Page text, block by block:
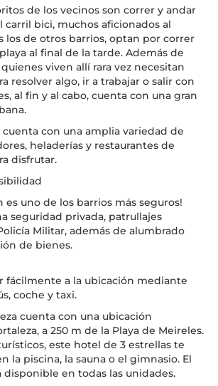
de los vecinos son correr y andar
bici, muchos aficionados al
los de otros barrios, optan por correr
al final de la tarde. Además de
viven allí rara vez necesitan
resolver algo, ir a trabajar o salir con
al fin y al cabo, cuenta con una gran
con una amplia variedad de
heladerías y restaurantes de
disfrutar.
es uno de los barrios más seguros!
seguridad privada, patrullajes
Militar, además de alumbrado
de bienes.
fácilmente a la ubicación mediante
coche y taxi.
cuenta con una ubicación
a 250 m de la Playa de Meireles.
este hotel de 3 estrellas te
la piscina, la sauna o el gimnasio. El
en todas las unidades.